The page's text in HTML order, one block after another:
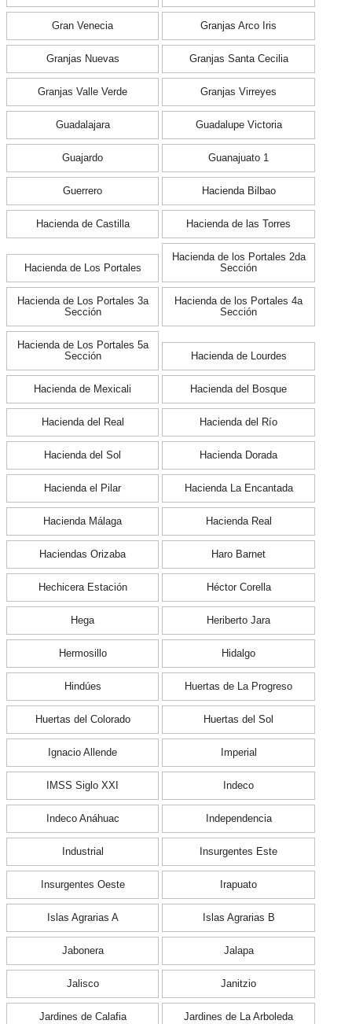
Gran Venecia Granjas Arco Iris
Granjas Nuevas Granjas Santa Cecilia
Granjas Valle Verde Granjas Virreyes
Guadalajara Guadalupe Victoria
Guajardo Guanajuato 1
Guerrero Hacienda Bilbao
Hacienda de Castilla Hacienda de las Torres
Hacienda de Los Portales
Hacienda de los Portales 2da
Sección
Hacienda de Los Portales 3a
Sección
Hacienda de los Portales 4a
Sección
Hacienda de Los Portales 5a
Sección
Hacienda de Lourdes
Hacienda de Mexicali Hacienda del Bosque
Hacienda del Real Hacienda del Río
Hacienda del Sol Hacienda Dorada
Hacienda el Pilar Hacienda La Encantada
Hacienda Málaga Hacienda Real
Haciendas Orizaba Haro Barnet
Hechicera Estación Héctor Corella
Hega Heriberto Jara
Hermosillo Hidalgo
Hindúes Huertas de La Progreso
Huertas del Colorado Huertas del Sol
Ignacio Allende Imperial
IMSS Siglo XXI Indeco
Indeco Anáhuac Independencia
Industrial Insurgentes Este
Insurgentes Oeste Irapuato
Islas Agrarias A Islas Agrarias B
Jabonera Jalapa
Jalisco Janitzio
Jardines de Calafia Jardines de La Arboleda